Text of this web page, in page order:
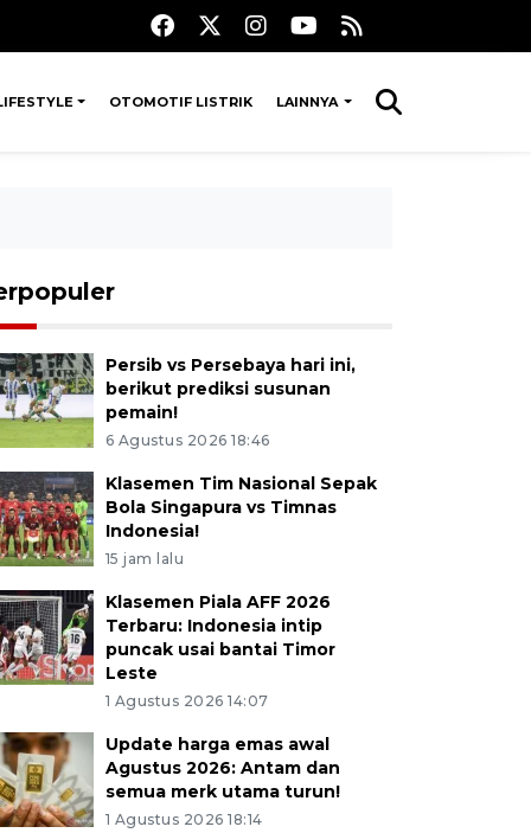
OTOMOTIF LISTRIK LAINNYA
Persib vs Persebaya hari ini,
berikut prediksi susunan
pemain!
6 Agustus 2026 18:46
Klasemen Tim Nasional Sepak
Bola Singapura vs Timnas
Indonesia!
15 jam lalu
Klasemen Piala AFF 2026
Terbaru: Indonesia intip
puncak usai bantai Timor
Leste
1 Agustus 2026 14:07
Update harga emas awal
Agustus 2026: Antam dan
semua merk utama turun!
1 Agustus 2026 18:14